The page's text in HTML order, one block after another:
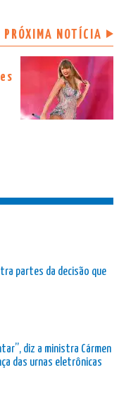
PRÓXIMA NOTÍCIA
partes da decisão que
diz a ministra Cármen
das urnas eletrônicas